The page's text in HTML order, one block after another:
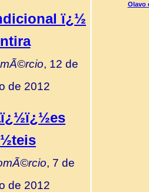
ï¿½
, 12 de
de 2012
, 7 de
de 2012
Olavo